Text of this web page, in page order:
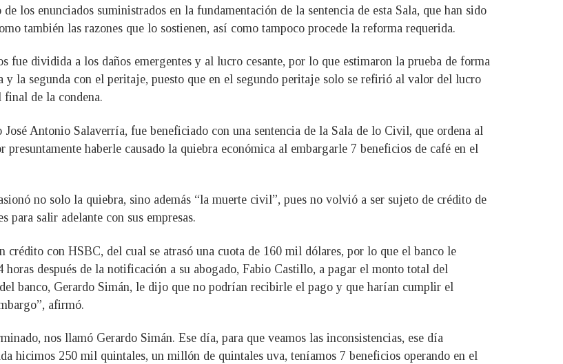
los enunciados suministrados en la fundamentación de la sentencia de esta Sala, que han sido
también las razones que lo sostienen, así como tampoco procede la reforma requerida.
fue dividida a los daños emergentes y al lucro cesante, por lo que estimaron la prueba de forma
la segunda con el peritaje, puesto que en el segundo peritaje solo se refirió al valor del lucro
final de la condena.
Antonio Salaverría, fue beneficiado con una sentencia de la Sala de lo Civil, que ordena al
haberle causado la quiebra económica al embargarle 7 beneficios de café en el
no solo la quiebra, sino además “la muerte civil”, pues no volvió a ser sujeto de crédito de
para salir adelante con sus empresas.
crédito con HSBC, del cual se atrasó una cuota de 160 mil dólares, por lo que el banco le
después de la notificación a su abogado, Fabio Castillo, a pagar el monto total del
banco, Gerardo Simán, le dijo que no podrían recibirle el pago y que harían cumplir el
afirmó.
nos llamó Gerardo Simán. Ese día, para que veamos las inconsistencias, ese día
hicimos 250 mil quintales, un millón de quintales uva, teníamos 7 beneficios operando en el